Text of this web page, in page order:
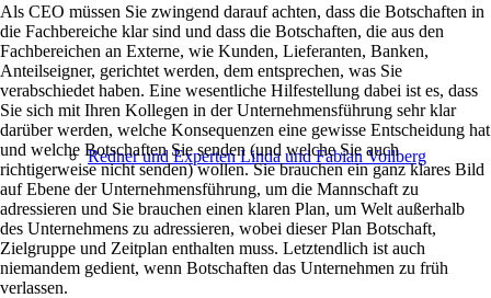
Redner und Experten Linda und Fabian Vollberg
Als CEO müssen Sie zwingend darauf achten, dass die Botschaften in
die Fachbereiche klar sind und dass die Botschaften, die aus den
Fachbereichen an Externe, wie Kunden, Lieferanten, Banken,
Anteilseigner, gerichtet werden, dem entsprechen, was Sie
verabschiedet haben. Eine wesentliche Hilfestellung dabei ist es, dass
Sie sich mit Ihren Kollegen in der Unternehmensführung sehr klar
darüber werden, welche Konsequenzen eine gewisse Entscheidung hat
und welche Botschaften Sie senden (und welche Sie auch
richtigerweise nicht senden) wollen. Sie brauchen ein ganz klares Bild
auf Ebene der Unternehmensführung, um die Mannschaft zu
adressieren und Sie brauchen einen klaren Plan, um Welt außerhalb
des Unternehmens zu adressieren, wobei dieser Plan Botschaft,
Zielgruppe und Zeitplan enthalten muss. Letztendlich ist auch
niemandem gedient, wenn Botschaften das Unternehmen zu früh
verlassen.